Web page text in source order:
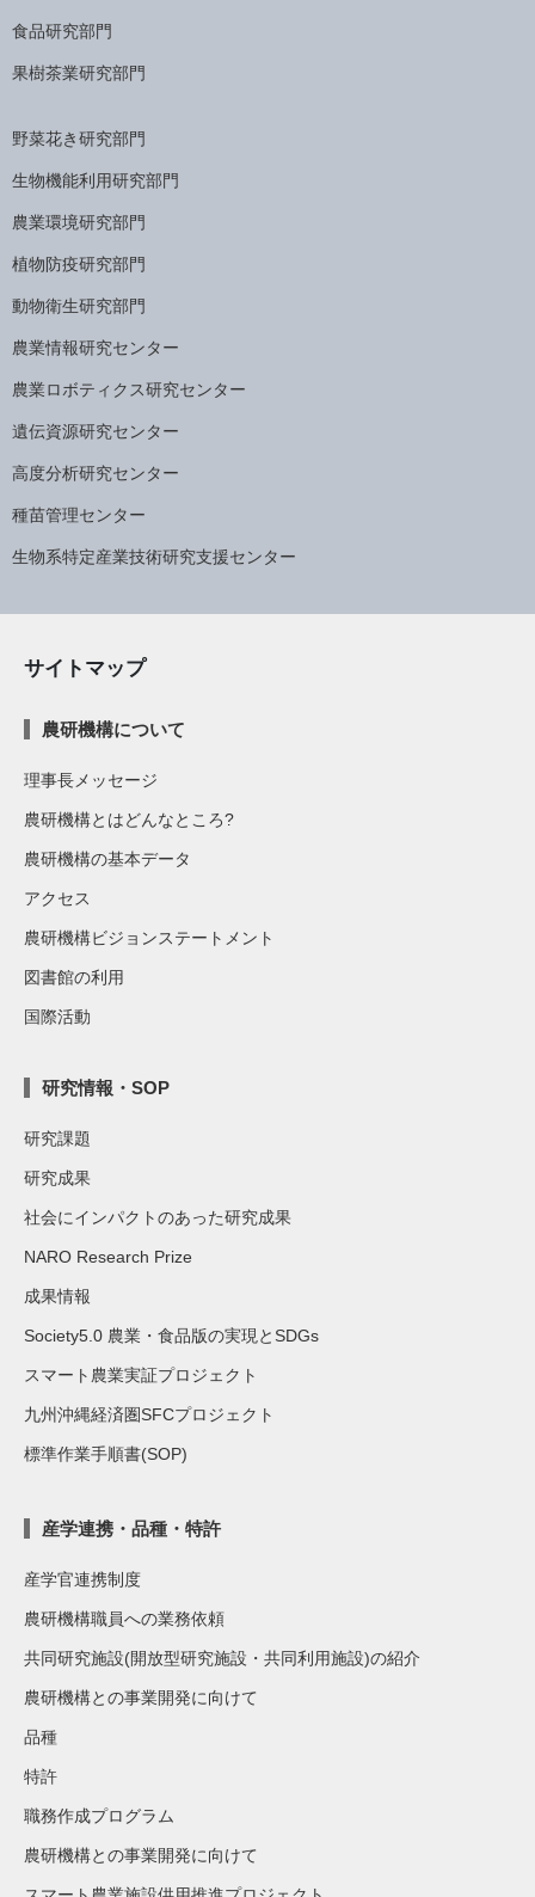
食品研究部門
果樹茶業研究部門
野菜花き研究部門
生物機能利用研究部門
農業環境研究部門
植物防疫研究部門
動物衛生研究部門
農業情報研究センター
農業ロボティクス研究センター
遺伝資源研究センター
高度分析研究センター
種苗管理センター
生物系特定産業技術研究支援センター
サイトマップ
農研機構について
理事長メッセージ
農研機構とはどんなところ?
農研機構の基本データ
アクセス
農研機構ビジョンステートメント
図書館の利用
国際活動
研究情報・SOP
研究課題
研究成果
社会にインパクトのあった研究成果
NARO Research Prize
成果情報
Society5.0 農業・食品版の実現とSDGs
スマート農業実証プロジェクト
九州沖縄経済圏SFCプロジェクト
標準作業手順書(SOP)
産学連携・品種・特許
産学官連携制度
農研機構職員への業務依頼
共同研究施設(開放型研究施設・共同利用施設)の紹介
農研機構との事業開発に向けて
品種
特許
職務作成プログラム
農研機構との事業開発に向けて